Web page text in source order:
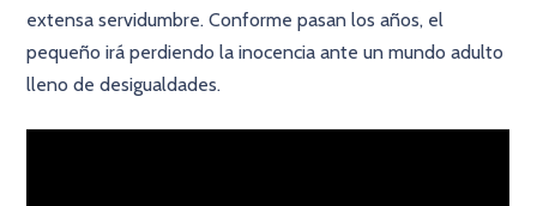
extensa servidumbre. Conforme pasan los años, el
pequeño irá perdiendo la inocencia ante un mundo adulto
lleno de desigualdades.